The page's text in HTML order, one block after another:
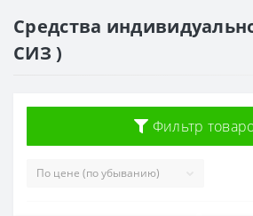
Средства
СИЗ )
Фильтр